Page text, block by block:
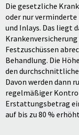
Die gesetzliche
oder nur
und Inlays. Das liegt
Festzuschüssen
Behandlung. Die
den
Davon werden dann
regelmäßiger
Erstattungsbetrag
auf bis zu 80 %